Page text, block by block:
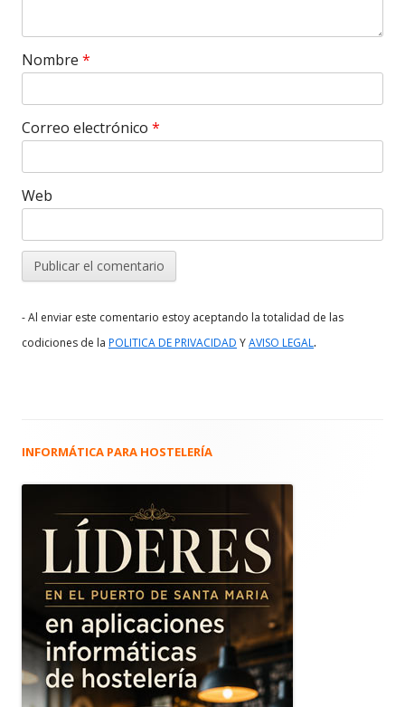
Nombre *
Correo electrónico *
Web
- Al enviar este comentario estoy aceptando la totalidad de las
codiciones de la POLITICA DE PRIVACIDAD YAVISO LEGAL.
Barra
principal
INFORMÁTICA PARA HOSTELERÍA